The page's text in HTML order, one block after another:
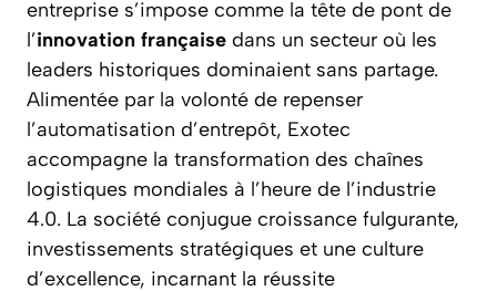
entreprise s’impose comme la tête de pont de
l’innovation française dans un secteur où les
leaders historiques dominaient sans partage.
Alimentée par la volonté de repenser
l’automatisation d’entrepôt, Exotec
accompagne la transformation des chaînes
logistiques mondiales à l’heure de l’industrie
4.0. La société conjugue croissance fulgurante,
investissements stratégiques et une culture
d’excellence, incarnant la réussite